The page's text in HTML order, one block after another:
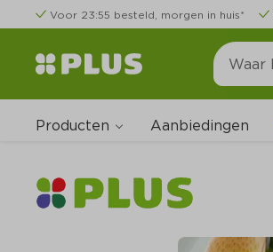
Voor 23:55 besteld, morgen in huis*
Producten Aanbiedingen